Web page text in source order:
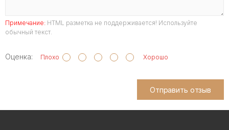
Примечание: HTML разметка не поддерживается! Используйте
обычный текст.
Оценка: Плохо Хорошо
Отправить отзыв